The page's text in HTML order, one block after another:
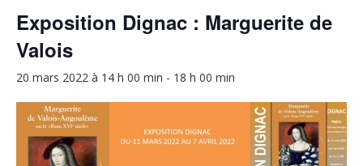
Exposition Dignac : Marguerite de
Valois
20 mars 2022 à 14 h 00 min - 18 h 00 min